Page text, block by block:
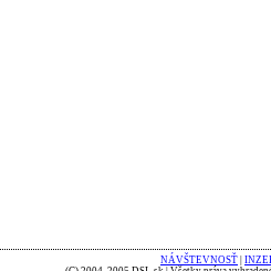
NÁVŠTEVNOSŤ